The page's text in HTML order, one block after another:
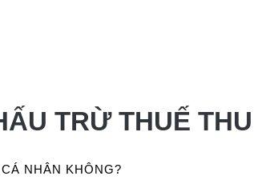
TRỪ THUẾ THU
NHÂN KHÔNG?